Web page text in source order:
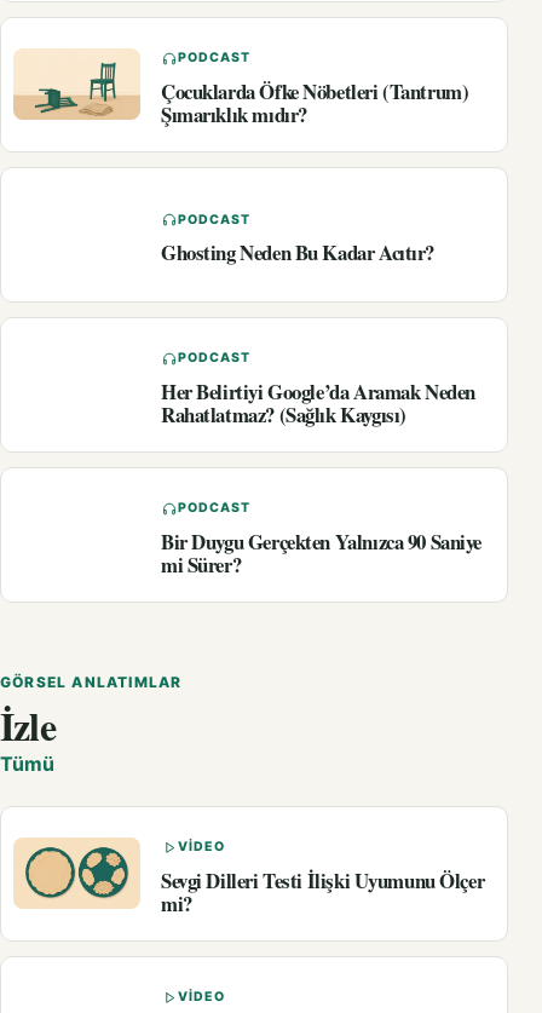
PODCAST
Çocuklarda Öfke Nöbetleri (Tantrum)
Şımarıklık mıdır?
PODCAST
Ghosting Neden Bu Kadar Acıtır?
PODCAST
Her Belirtiyi Google’da Aramak Neden
Rahatlatmaz? (Sağlık Kaygısı)
PODCAST
Bir Duygu Gerçekten Yalnızca 90 Saniye
mi Sürer?
GÖRSEL ANLATIMLAR
İzle
Tümü
VIDEO
Sevgi Dilleri Testi İlişki Uyumunu Ölçer
mi?
VIDEO